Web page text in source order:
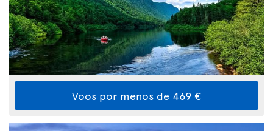
Voos por menos de 469 €